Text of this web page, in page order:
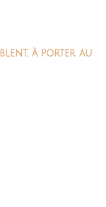
à porter au